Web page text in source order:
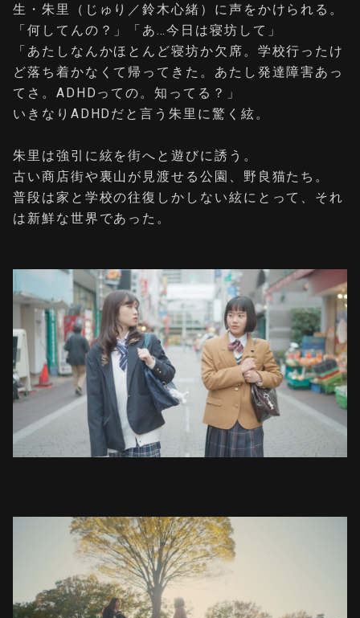
生・朱里（じゅり／鈴木心緒）に声をかけられる。
「何してんの？」「あ…今日は寝坊して」
「あたしなんかほとんど寝坊か欠席。学校行ったけ
ど落ち着かなくて帰ってきた。あたし発達障害あっ
てさ。ADHDっての。知ってる？」
いきなりADHDだと言う朱里に驚く絃。
朱里は強引に絃を街へと遊びに誘う。
古い商店街や裏山が見渡せる公園、野良猫たち。
普段は家と学校の往復しかしない絃にとって、それ
は新鮮な世界であった。